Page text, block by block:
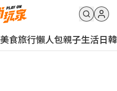
美食旅行懶人包親子生活日韓